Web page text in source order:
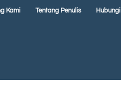
Kami Tentang Penulis